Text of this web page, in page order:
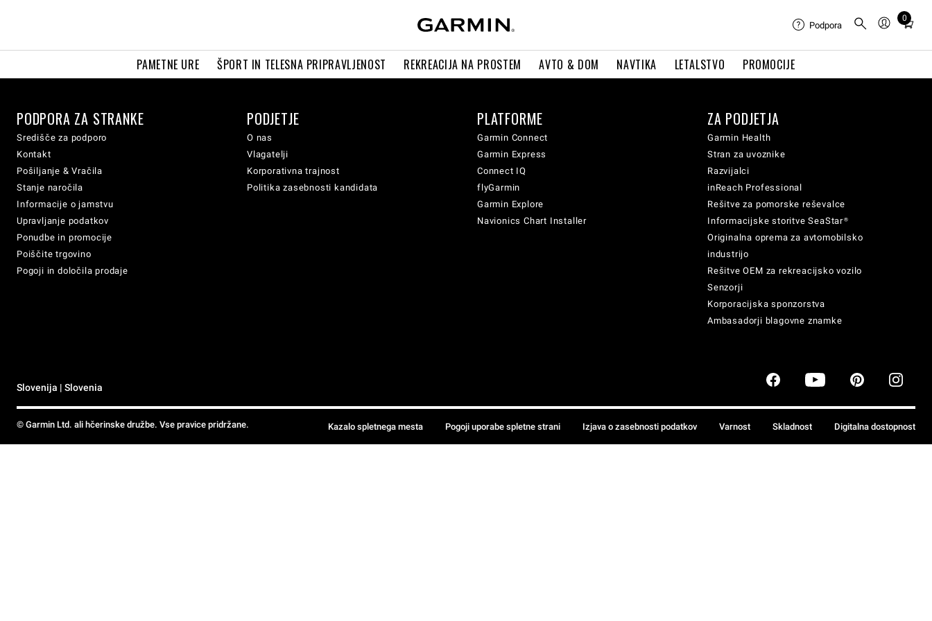
PAMETNE URE ŠPORT IN TELESNA PRIPRAVLJENOST REKREACIJA NA PROSTEM AVTO & DOM NAVTIKA LETALSTVO PROMOCIJE
Podpora
0
Total
cart:
PODPORA ZA STRANKE
Središče za podporo
Kontakt
Pošiljanje & Vračila
Stanje naročila
Informacije o jamstvu
Upravljanje podatkov
Ponudbe in promocije
Poiščite trgovino
Pogoji in določila prodaje
PODJETJE
O nas
Vlagatelji
Korporativna trajnost
Politika zasebnosti kandidata
PLATFORME
Garmin Connect
Garmin Express
Connect IQ
flyGarmin
Garmin Explore
Navionics Chart Installer
ZA PODJETJA
Garmin Health
Stran za uvoznike
Razvijalci
inReach Professional
Rešitve za pomorske reševalce
Informacijske storitve SeaStar®
Originalna oprema za avtomobilsko
industrijo
Rešitve OEM za rekreacijsko vozilo
Senzorji
Korporacijska sponzorstva
Ambasadorji blagovne znamke
Slovenija | Slovenia
© Garmin Ltd. ali hčerinske družbe. Vse pravice pridržane. Kazalo spletnega mesta Pogoji uporabe spletne strani Izjava o zasebnosti podatkov Varnost Skladnost Digitalna dostopnost